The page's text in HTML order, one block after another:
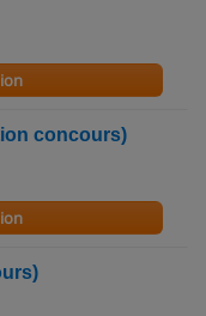
concours)